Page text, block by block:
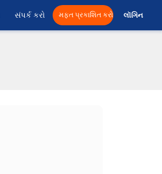
સંપર્ક કરો મફત પ્રકાશિત કરો લૉગિન